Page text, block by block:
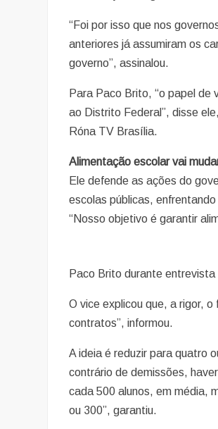
“Foi por isso que nos
anteriores já assumiram os
governo”, assinalou.
Para Paco Brito, “o papel de
ao Distrito Federal”, disse
Róna TV Brasília.
Alimentação escolar vai
Ele defende as ações do
escolas públicas,
“Nosso objetivo é garantir
Paco Brito durante
O vice explicou que, a rigor,
contratos”, informou.
A ideia é reduzir para quatro
contrário de demissões,
cada 500 alunos, em média,
ou 300”, garantiu.